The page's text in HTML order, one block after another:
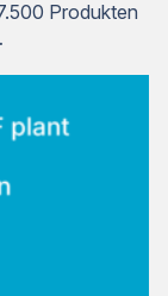
Produkten